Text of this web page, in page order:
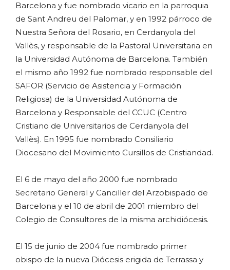
Barcelona y fue nombrado vicario en la parroquia
de Sant Andreu del Palomar, y en 1992 párroco de
Nuestra Señora del Rosario, en Cerdanyola del
Vallès, y responsable de la Pastoral Universitaria en
la Universidad Autónoma de Barcelona. También
el mismo año 1992 fue nombrado responsable del
SAFOR (Servicio de Asistencia y Formación
Religiosa) de la Universidad Autónoma de
Barcelona y Responsable del CCUC (Centro
Cristiano de Universitarios de Cerdanyola del
Vallès). En 1995 fue nombrado Consiliario
Diocesano del Movimiento Cursillos de Cristiandad.
El 6 de mayo del año 2000 fue nombrado
Secretario General y Canciller del Arzobispado de
Barcelona y el 10 de abril de 2001 miembro del
Colegio de Consultores de la misma archidiócesis.
El 15 de junio de 2004 fue nombrado primer
obispo de la nueva Diócesis erigida de Terrassa y